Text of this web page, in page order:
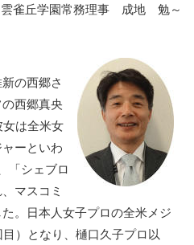
雲雀丘学園常務理事 成地 勉～
の西郷さ
西郷真央
女は全米女
ーといわ
「シェブロ
マスコミ
。日本人女子プロの全米メジ
）となり、樋口久子プロ以